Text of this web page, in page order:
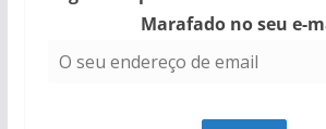
Marafado no seu e-